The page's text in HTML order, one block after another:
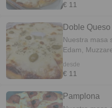
€ 11
Doble Queso
Nuestra masa
Edam,
desde
€ 11
Pamplona